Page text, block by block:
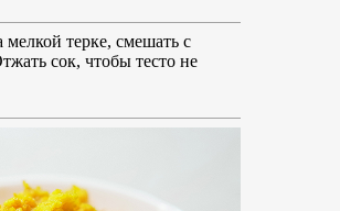
мелкой терке, смешать с
сок, чтобы тесто не